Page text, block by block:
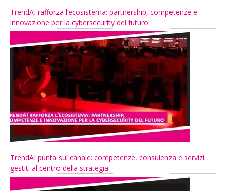
TrendAI rafforza l’ecosistema: partnership, competenze e
innovazione per la cybersecurity del futuro
TrendAI punta sul canale: competenze, consulenza e servizi
gestiti al centro della strategia